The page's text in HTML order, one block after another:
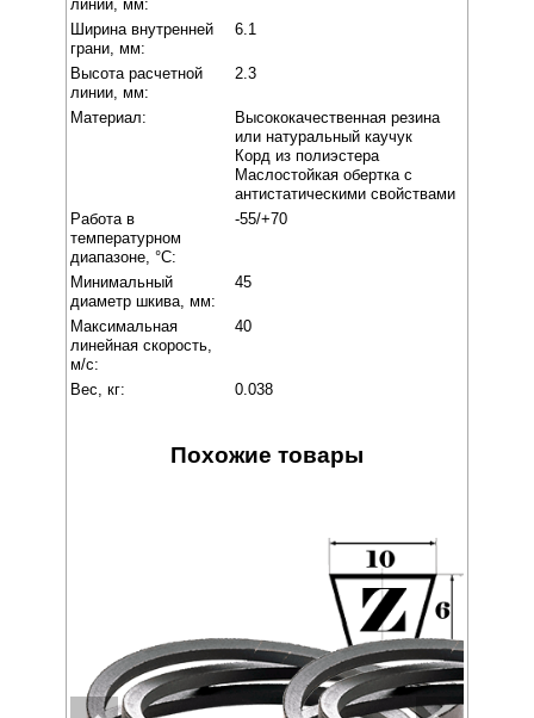
линии, мм:
Ширина внутренней
грани, мм:
6.1
Высота расчетной
линии, мм:
2.3
Материал:
Высококачественная резина
или натуральный каучук
Корд из полиэстера
Маслостойкая обертка с
антистатическими свойствами
Работа в
температурном
диапазоне, °C:
-55/+70
Минимальный
диаметр шкива, мм:
45
Максимальная
линейная скорость,
м/с:
40
Вес, кг: 0.038
Похожие товары